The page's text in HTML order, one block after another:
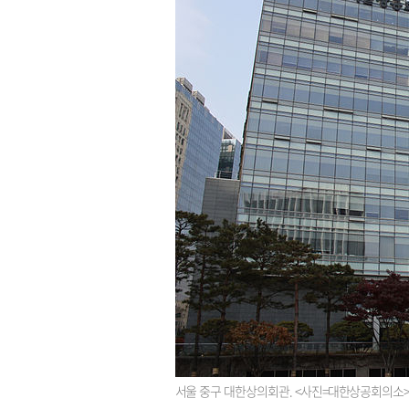
서울 중구 대한상의회관. <사진=대한상공회의소>